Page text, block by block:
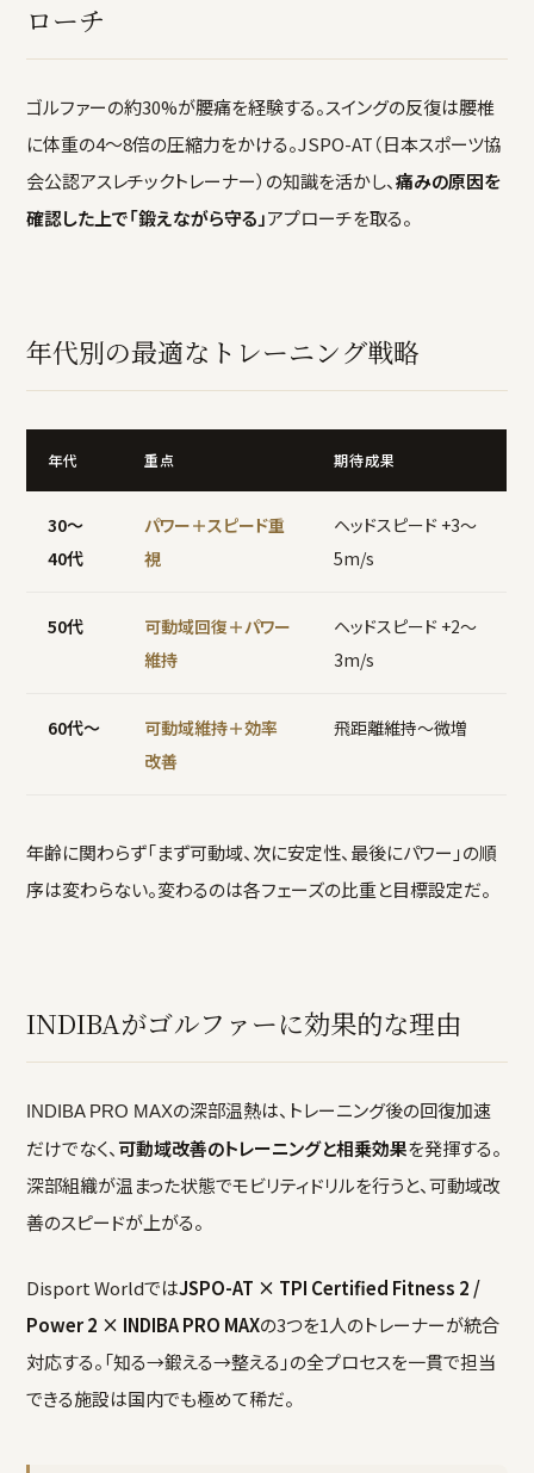
ローチ
ゴルファーの約30%が腰痛を経験する。スイングの反復は腰椎
に体重の4〜8倍の圧縮力をかける。JSPO-AT（日本スポーツ協
会公認アスレチックトレーナー）の知識を活かし、痛みの原因を
確認した上で「鍛えながら守る」アプローチを取る。
年代別の最適なトレーニング戦略
年代 重点 期待成果
30〜
40代
パワー＋スピード重
視
ヘッドスピード +3〜
5m/s
50代
可動域回復＋パワー
維持
ヘッドスピード +2〜
3m/s
60代〜
可動域維持＋効率
改善
飛距離維持〜微増
年齢に関わらず「まず可動域、次に安定性、最後にパワー」の順
序は変わらない。変わるのは各フェーズの比重と目標設定だ。
INDIBAがゴルファーに効果的な理由
INDIBA PRO MAXの深部温熱は、トレーニング後の回復加速
だけでなく、 可動域改善のトレーニングと相乗効果を発揮する。
深部組織が温まった状態でモビリティドリルを行うと、可動域改
善のスピードが上がる。
Disport WorldではJSPO-AT × TPI Certified Fitness 2 /
Power 2 × INDIBA PRO MAXの3つを1人のトレーナーが統合
対応する。「知る→鍛える→整える」の全プロセスを一貫で担当
できる施設は国内でも極めて稀だ。